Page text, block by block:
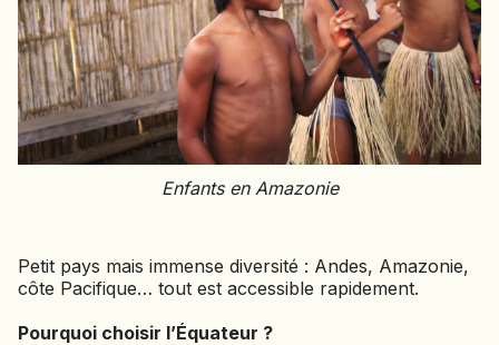
Enfants en Amazonie
Petit pays mais immense diversité : Andes, Amazonie,
côte Pacifique… tout est accessible rapidement.
Pourquoi choisir l’Équateur ?